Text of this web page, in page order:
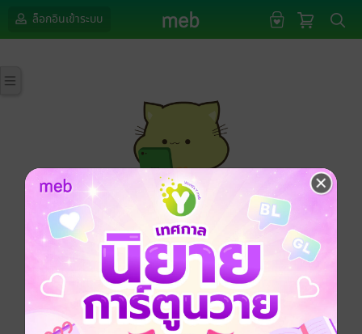
ล็อกอินเข้าระบบ
กรุณาเข้าสู่ระบบก่อนดำเนินรายการด้วยค่ะ
ล็อกอินเข้าระบบ